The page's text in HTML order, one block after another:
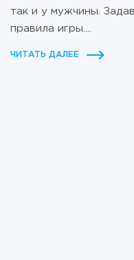
так и у мужчины.
правила игры....
ЧИТАТЬ ДАЛЕЕ